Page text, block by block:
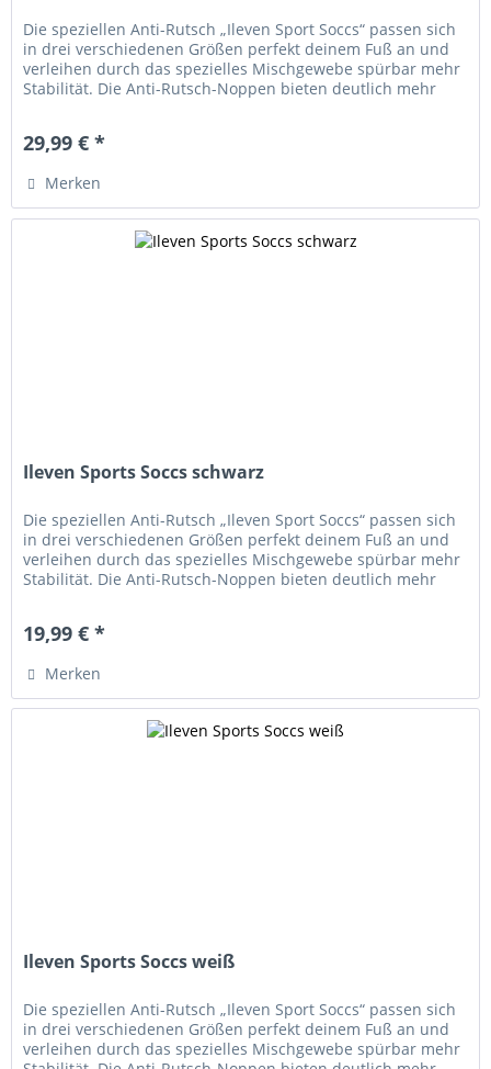
Die speziellen Anti-Rutsch „Ileven Sport Soccs“ passen sich
in drei verschiedenen Größen perfekt deinem Fuß an und
verleihen durch das spezielles Mischgewebe spürbar mehr
Stabilität. Die Anti-Rutsch-Noppen bieten deutlich mehr
29,99 € *
Merken
Ileven Sports Soccs schwarz
Die speziellen Anti-Rutsch „Ileven Sport Soccs“ passen sich
in drei verschiedenen Größen perfekt deinem Fuß an und
verleihen durch das spezielles Mischgewebe spürbar mehr
Stabilität. Die Anti-Rutsch-Noppen bieten deutlich mehr
19,99 € *
Merken
Ileven Sports Soccs weiß
Die speziellen Anti-Rutsch „Ileven Sport Soccs“ passen sich
in drei verschiedenen Größen perfekt deinem Fuß an und
verleihen durch das spezielles Mischgewebe spürbar mehr